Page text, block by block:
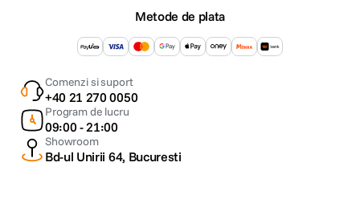
Metode de plata
Comenzi si suport
+40 21 270 0050
Program de lucru
09:00 - 21:00
Showroom
Bd-ul Unirii 64, Bucuresti